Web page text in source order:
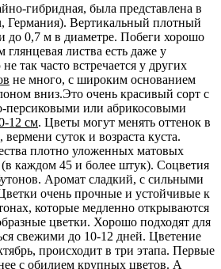
гибридная, была представлена в
Германия). Вертикальный плотный
до 0,7 м в диаметре. Побеги хорошо
листва есть даже у
так часто встречается у других
не много, с широким основанием
вниз.Это очень красивый сорт с
персиковыми или абрикосовыми
12 см. Цветы могут менять оттенок в
суток и возраста куста.
плотно уложенных матовых
(в каждом 45 и более штук). Соцветия
Аромат сладкий, с сильными
очень прочные и устойчивые к
которые медленно открываются
цветки. Хорошо подходят для
свежими до 10-12 дней. Цветение
происходит в три этапа. Первые
с обилием крупных цветов. А